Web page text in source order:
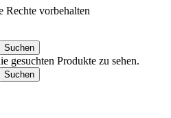
Rechte vorbehalten
Suchen
gesuchten Produkte zu sehen.
Suchen